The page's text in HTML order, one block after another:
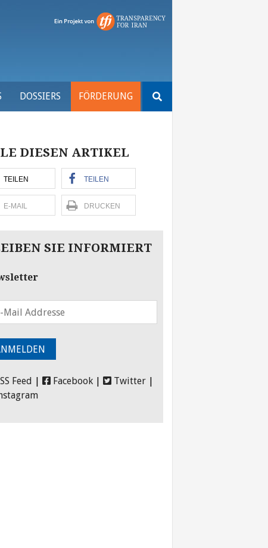
DOSSIERS FÖRDERUNG
nach:
DIESEN ARTIKEL
TEILEN TEILEN
E-MAIL DRUCKEN
SIE INFORMIERT
Feed Facebook Twitter